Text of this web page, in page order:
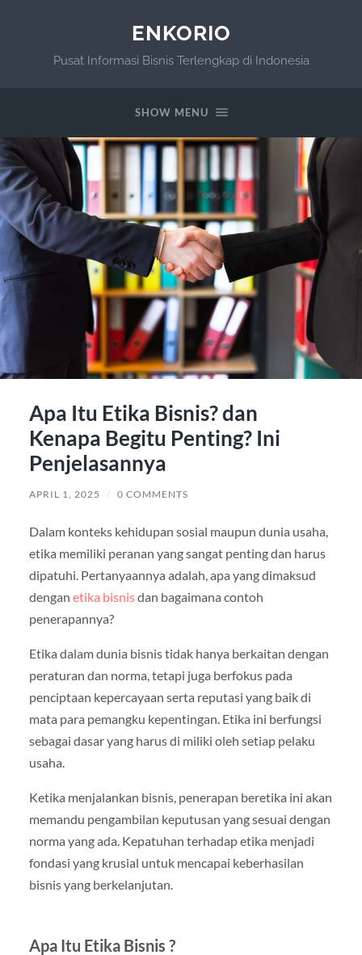
ENKORIO
Pusat Informasi Bisnis Terlengkap di Indonesia
SHOW MENU
Apa Itu Etika Bisnis? dan
Kenapa Begitu Penting? Ini
Penjelasannya
APRIL 1, 2025 / 0 COMMENTS
Dalam konteks kehidupan sosial maupun dunia usaha,
etika memiliki peranan yang sangat penting dan harus
dipatuhi. Pertanyaannya adalah, apa yang dimaksud
dengan etika bisnisdan bagaimana contoh
penerapannya?
Etika dalam dunia bisnis tidak hanya berkaitan dengan
peraturan dan norma, tetapi juga berfokus pada
penciptaan kepercayaan serta reputasi yang baik di
mata para pemangku kepentingan. Etika ini berfungsi
sebagai dasar yang harus di miliki oleh setiap pelaku
usaha.
Ketika menjalankan bisnis, penerapan beretika ini akan
memandu pengambilan keputusan yang sesuai dengan
norma yang ada. Kepatuhan terhadap etika menjadi
fondasi yang krusial untuk mencapai keberhasilan
bisnis yang berkelanjutan.
Apa Itu Etika Bisnis ?